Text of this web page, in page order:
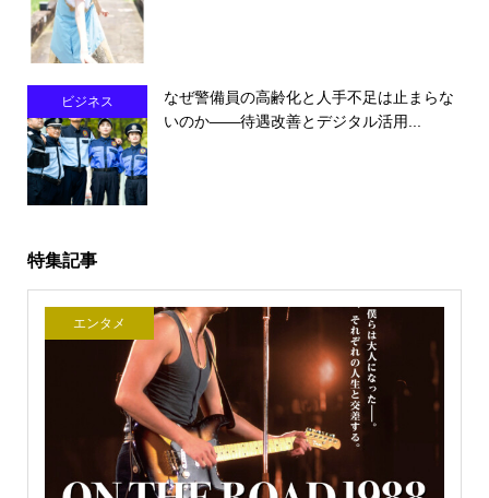
ビジネス
なぜ警備員の高齢化と人手不足は止まらな
いのか――待遇改善とデジタル活用...
特集記事
エンタメ